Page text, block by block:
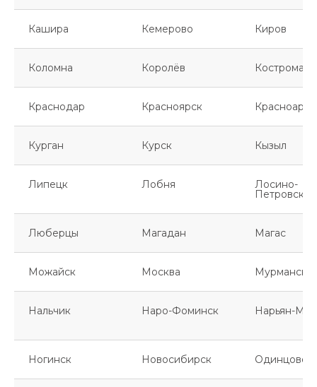
Кашира Кемерово Киров
Коломна Королёв Кострома
Краснодар Красноярск
Курган Курск Кызыл
Липецк Лобня Лосино-
Петровский
Люберцы Магадан Магас
Можайск Москва Мурманск
Нальчик Наро-Фоминск Нарьян-Мар
Ногинск Новосибирск Одинцово